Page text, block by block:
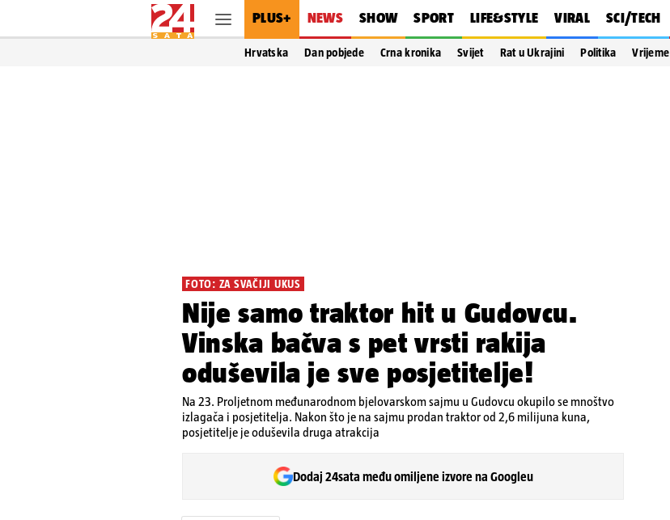
PLUS+ NEWS SHOW SPORT LIFE&STYLE VIRAL SCI/TECH
Hrvatska Dan pobjede Crna kronika Svijet Rat u Ukrajini Politika Vrijeme
FOTO: ZA SVAČIJI UKUS
Nije samo traktor hit u Gudovcu.
Vinska bačva s pet vrsti rakija
oduševila je sve posjetitelje!
Na 23. Proljetnom međunarodnom bjelovarskom sajmu u Gudovcu okupilo se mnoštvo
izlagača i posjetitelja. Nakon što je na sajmu prodan traktor od 2,6 milijuna kuna,
posjetitelje je oduševila druga atrakcija
Dodaj 24sata među omiljene izvore na Googleu